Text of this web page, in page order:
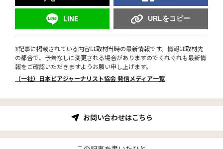
LINE URLをコピー
※記事に掲載されている内容は取材当時の最新情報です。情報は取材先
の都合で、予告なしに変更される場合がありますのでくれぐれも最新情
報をご確認いただきますようお願い申し上げます。
（一社）日本ビアジャーナリスト協会 発信メディア一覧
お問い合わせはこちら